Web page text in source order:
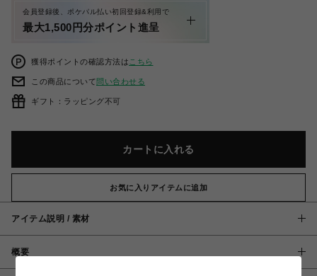
会員登録後、ポケパル払い初回登録&利用で
最大1,500円分ポイント進呈
獲得ポイントの確認方法は こちら
この商品について問い合わせる
ギフト：ラッピング不可
カートに入れる
お気に入りアイテムに追加
アイテム説明 / 素材
概要